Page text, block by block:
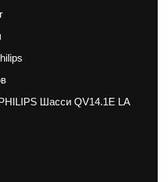
Шасси QV14.1E LA